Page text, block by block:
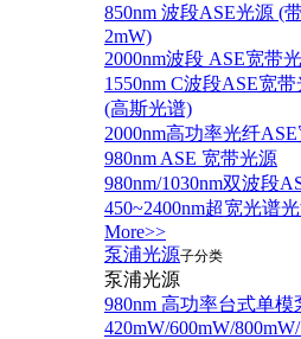
850nm 波段ASE光源 (
2mW)
2000nm波段 ASE宽带
1550nm C波段ASE宽
(高斯光谱)
2000nm高功率光纤
980nm ASE 宽带光源
980nm/1030nm双波段
450~2400nm超宽光谱
More>>
泵浦光源子分类
泵浦光源
980nm 高功率台式单模
420mW/600mW/